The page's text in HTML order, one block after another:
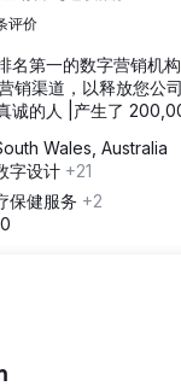
评价
名第一的数字营销机
销渠道，以释放您公
诚的人 |产生了
Wales, Australia
字设计 +21
保健服务 +2